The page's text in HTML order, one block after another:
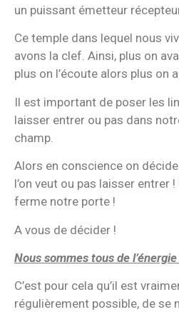
un puissant émetteur
Ce temple dans lequel nous
avons la clef. Ainsi, plus on
plus on l’écoute alors plus on
Il est important de poser les
laisser entrer ou pas dans
champ.
Alors en conscience on
l’on veut ou pas laisser entrer
ferme notre porte !
A vous de décider !
Nous sommes tous de l’énergie
C’est pour cela qu’il est
régulièrement possible, de se